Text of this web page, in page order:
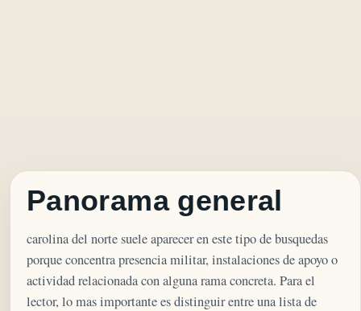
Panorama general
carolina del norte suele aparecer en este tipo de busquedas
porque concentra presencia militar, instalaciones de apoyo o
actividad relacionada con alguna rama concreta. Para el
lector, lo mas importante es distinguir entre una lista de